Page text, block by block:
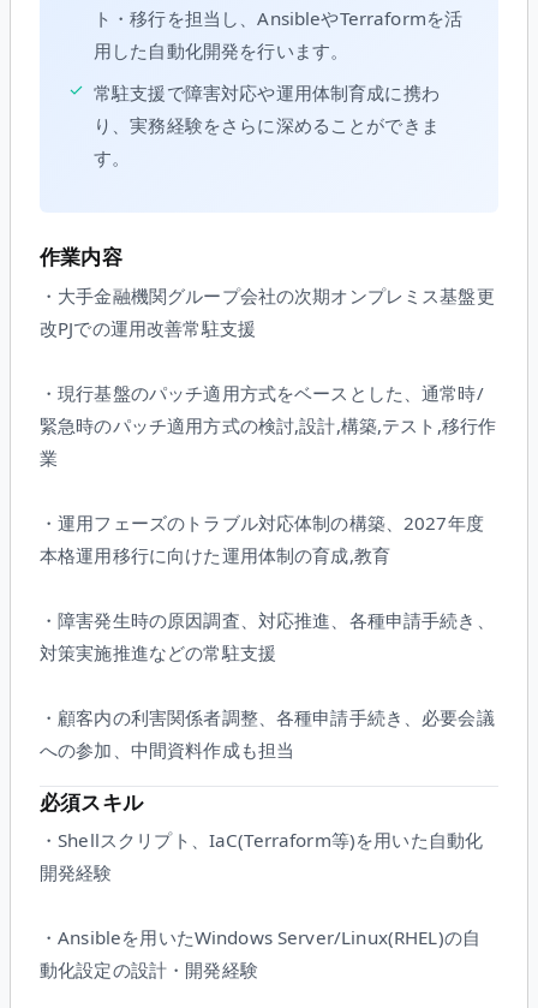
ト・移行を担当し、AnsibleやTerraformを活
用した自動化開発を行います。
✓ 常駐支援で障害対応や運用体制育成に携わ
り、実務経験をさらに深めることができま
す。
作業内容
・大手金融機関グループ会社の次期オンプレミス基盤更
改PJでの運用改善常駐支援
・現行基盤のパッチ適用方式をベースとした、通常時/
緊急時のパッチ適用方式の検討,設計,構築,テスト,移行作
業
・運用フェーズのトラブル対応体制の構築、2027年度
本格運用移行に向けた運用体制の育成,教育
・障害発生時の原因調査、対応推進、各種申請手続き、
対策実施推進などの常駐支援
・顧客内の利害関係者調整、各種申請手続き、必要会議
への参加、中間資料作成も担当
必須スキル
・Shellスクリプト、IaC(Terraform等)を用いた自動化
開発経験
・Ansibleを用いたWindows Server/Linux(RHEL)の自
動化設定の設計・開発経験